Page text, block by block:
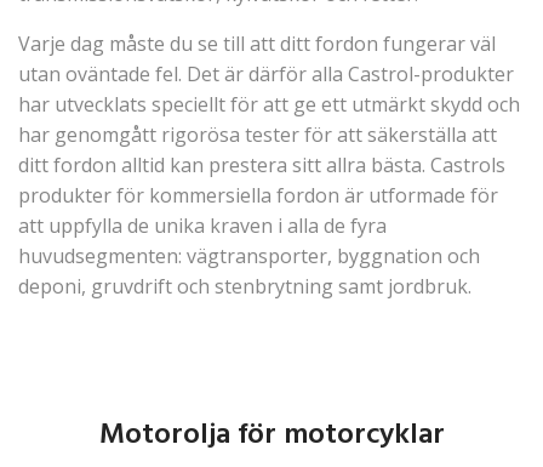
Varje dag måste du se till att ditt fordon fungerar väl
utan oväntade fel. Det är därför alla Castrol-produkter
har utvecklats speciellt för att ge ett utmärkt skydd och
har genomgått rigorösa tester för att säkerställa att
ditt fordon alltid kan prestera sitt allra bästa. Castrols
produkter för kommersiella fordon är utformade för
att uppfylla de unika kraven i alla de fyra
huvudsegmenten: vägtransporter, byggnation och
deponi, gruvdrift och stenbrytning samt jordbruk.
Motorolja för motorcyklar